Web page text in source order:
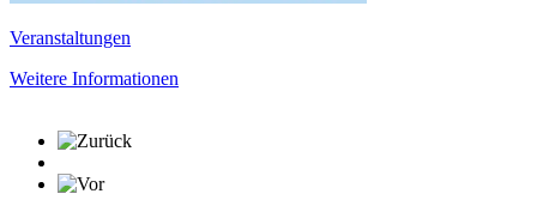
Veranstaltungen
Weitere Informationen